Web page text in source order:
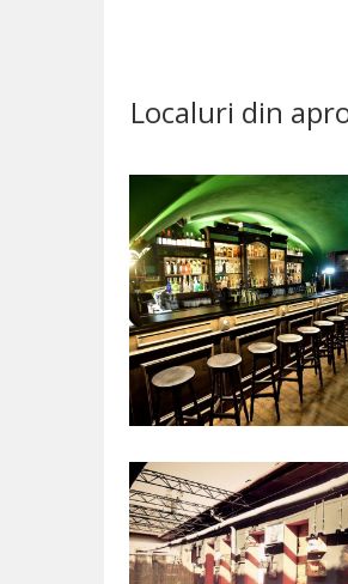
Localuri din